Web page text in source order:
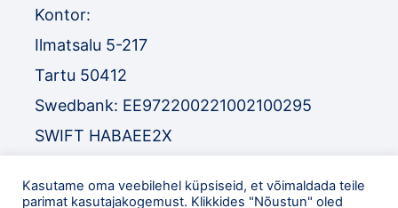
Kontor:
Ilmatsalu 5-217
Tartu 50412
Swedbank: EE972200221002100295
SWIFT HABAEE2X
SWIFT EEUHEE2X
Kasutame oma veebilehel küpsiseid, et võimaldada teile
parimat kasutajakogemust. Klikkides "Nõustun" oled